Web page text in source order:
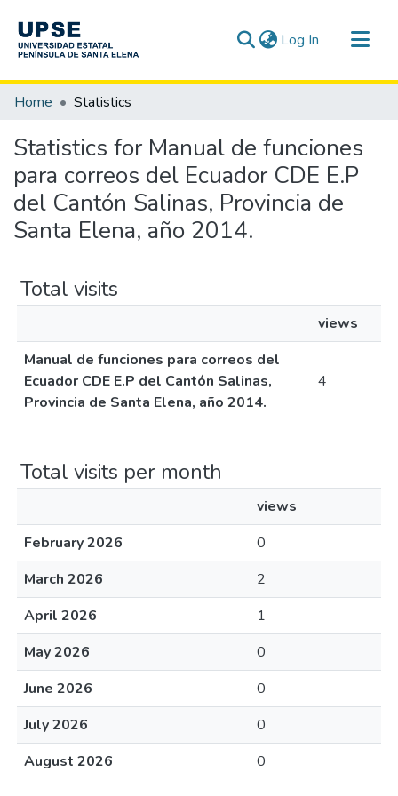
Log In (current)
Communities & Collections
Home Statistics
Statistics for Manual de funciones
para correos del Ecuador CDE E.P
del Cantón Salinas, Provincia de
Santa Elena, año 2014.
Total visits
views
Manual de funciones para correos del
Ecuador CDE E.P del Cantón Salinas,
Provincia de Santa Elena, año 2014.
4
Total visits per month
views
February 2026
0
March 2026
2
April 2026
1
May 2026
0
June 2026
0
July 2026
0
August 2026
0